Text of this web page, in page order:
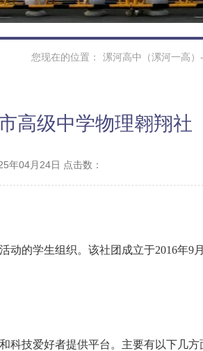
您现在的位置： 漯河高中（漯河一高
高级中学物理翱翔社
年04月24日 点击数：
的学生组织。该社团成立于2016年9
科技爱好者提供平台。主要有以下几方